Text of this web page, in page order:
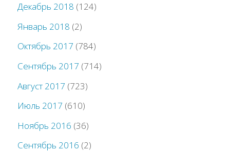
Декабрь 2018 (124)
Январь 2018 (2)
Октябрь 2017 (784)
Сентябрь 2017 (714)
Август 2017 (723)
Июль 2017 (610)
Ноябрь 2016 (36)
Сентябрь 2016 (2)